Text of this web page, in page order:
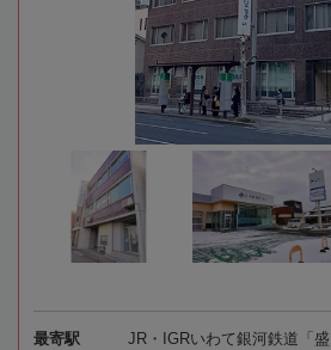
最寄駅 JR・IGRいわて銀河鉄道「